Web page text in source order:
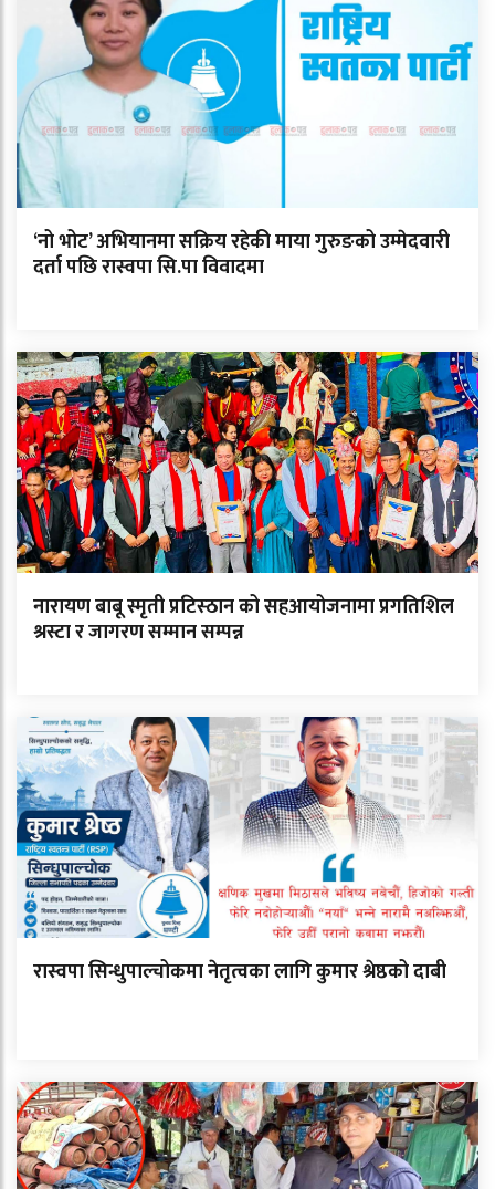
‘नो भोट’ अभियानमा सक्रिय रहेकी माया गुरुङको उम्मेदवारी
दर्ता पछि रास्वपा सि.पा विवादमा
नारायण बाबू स्मृती प्रटिस्ठान को सहआयोजनामा प्रगतिशिल
श्रस्टा र जागरण सम्मान सम्पन्न
रास्वपा सिन्धुपाल्चोकमा नेतृत्वका लागि कुमार श्रेष्ठको दाबी